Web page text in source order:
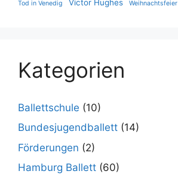
Tod in Venedig Victor Hughes Weihnachtsfeier
Kategorien
Ballettschule (10)
Bundesjugendballett (14)
Förderungen (2)
Hamburg Ballett (60)